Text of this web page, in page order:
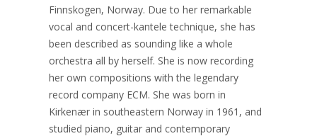
Finnskogen, Norway. Due to her remarkable
vocal and concert-kantele technique, she has
been described as sounding like a whole
orchestra all by herself. She is now recording
her own compositions with the legendary
record company ECM. She was born in
Kirkenær in southeastern Norway in 1961, and
studied piano, guitar and contemporary